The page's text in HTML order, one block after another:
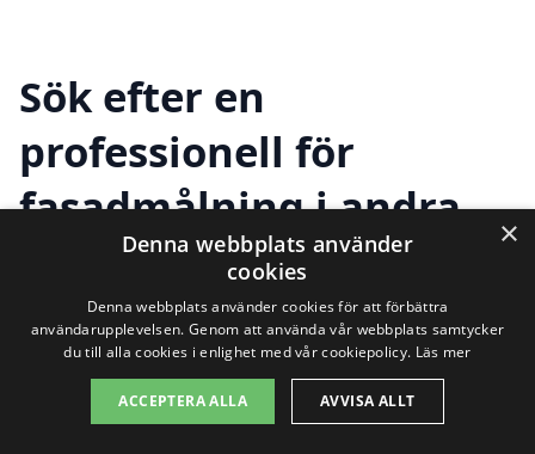
Sök efter en
professionell för
fasadmålning i andra
städer nära Skölsta
Att hitta hjälp med fasadmålning i Skölsta
kan vara en utmaning, men det finns flera
×
Denna webbplats använder
cookies
Denna webbplats använder cookies för att förbättra
användarupplevelsen. Genom att använda vår webbplats samtycker
du till alla cookies i enlighet med vår cookiepolicy. Läs mer
ACCEPTERA ALLA AVVISA ALLT